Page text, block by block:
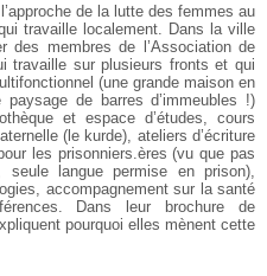
de la lutte des femmes au
travaille localement. Dans la ville
des membres de l’Association de
travaille sur plusieurs fronts et qui
(une grande maison en
de barres d’immeubles !)
et espace d’études, cours
(le kurde), ateliers d’écriture
les prisonniers.ères (vu que pas
langue permise en prison),
accompagnement sur la santé
Dans leur brochure de
pourquoi elles mènent cette